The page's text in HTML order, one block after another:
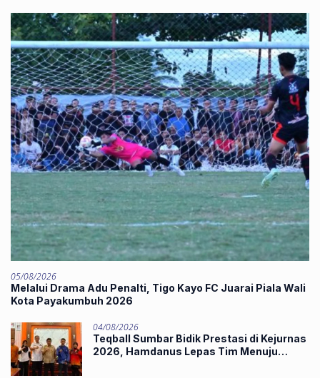
05/08/2026
Melalui Drama Adu Penalti, Tigo Kayo FC Juarai Piala Wali
Kota Payakumbuh 2026
04/08/2026
Teqball Sumbar Bidik Prestasi di Kejurnas
2026, Hamdanus Lepas Tim Menuju